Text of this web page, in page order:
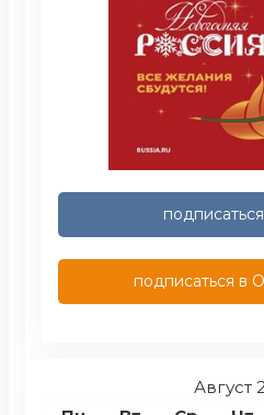
подписаться в
Август